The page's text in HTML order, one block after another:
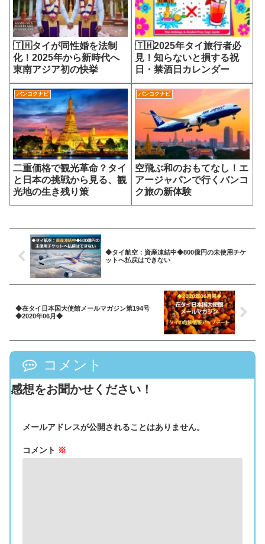
🇹🇭タイが同性婚を法制
化！2025年から新時代へ
東南アジア初の快挙
🇹🇭2025年タイ旅行者必
見！知らないと損する祝
日・禁酒日カレンダー
バンコクナビ
二重価格で観光革命？タイ
と日本の挑戦から見る、観
光地の生き残り策
バンコクナビ
空飛ぶ和のおもてなし！エ
アージャパンで行くバンコ
ク旅の新体験
◆タイ航空：資産凍結中◆800億円の未使用チケ
ットへ払戻はできない
◆在タイ日本国大使館メールマガジン第194号
◆2020年06月◆
コメント
感想をお聞かせください！
メールアドレスが公開されることはありません。
コメント ※